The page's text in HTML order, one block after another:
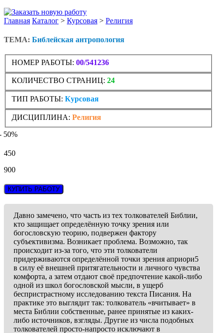
Главная Каталог > Курсовая > Религия
ТЕМА: Библейская антропология
НОМЕР РАБОТЫ: 00/541236
КОЛИЧЕСТВО СТРАНИЦ: 24
ТИП РАБОТЫ: Курсовая
ДИСЦИПЛИНА: Религия
50%
450
900
КУПИТЬ РАБОТУ
Давно замечено, что часть из тех толкователей Библии,
кто защищает определённую точку зрения или
богословскую теорию, подвержен фактору
субъективизма. Возникает проблема. Возможно, так
происходит из-за того, что эти толкователи
придерживаются определённой точки зрения априори5
в силу её внешней притягательности и личного чувства
комфорта, а затем отдают своё предпочтение какой-либо
одной из школ богословской мысли, в ущерб
беспристрастному исследованию текста Писания. На
практике это выглядит так: толкователь «вчитывает» в
места Библии собственные, ранее принятые из каких-
либо источников, взгляды. Другие из числа подобных
толкователей просто-напросто исключают в